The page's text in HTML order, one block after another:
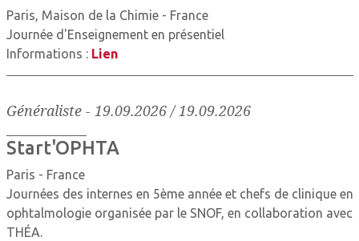
Paris, Maison de la Chimie - France
Journée d'Enseignement en présentiel
Informations : Lien
Généraliste- 19.09.2026 / 19.09.2026
Start'OPHTA
Paris - France
Journées des internes en 5ème année et chefs de clinique en
ophtalmologie organisée par le SNOF, en collaboration avec
THÉA.